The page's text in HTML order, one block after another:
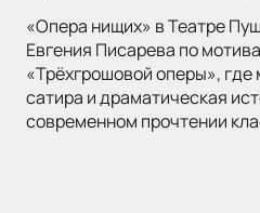
«Опера нищих» в Театре
Евгения Писарева по
«Трёхгрошовой оперы», где
сатира и драматическая
современном прочтении